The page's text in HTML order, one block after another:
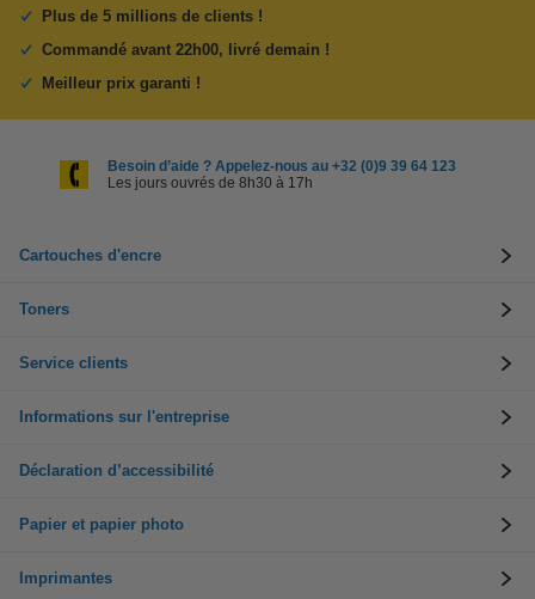
Plus de 5 millions de clients !
Commandé avant 22h00, livré demain !
Meilleur prix garanti !
Besoin d’aide ? Appelez-nous au +32 (0)9 39 64 123
Les jours ouvrés de 8h30 à 17h
Cartouches d'encre
Toners
Service clients
Informations sur l'entreprise
Déclaration d’accessibilité
Papier et papier photo
Imprimantes